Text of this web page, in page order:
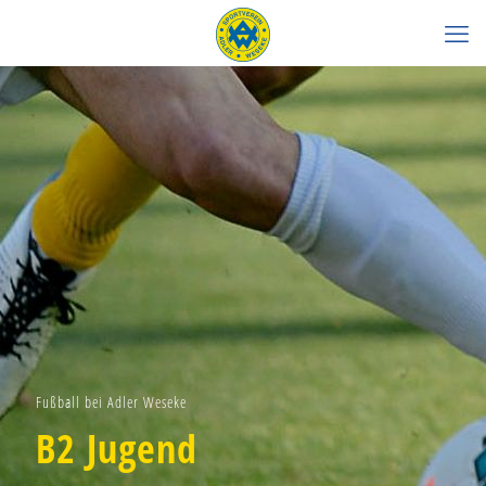
Fußball bei Adler Weseke
B2 Jugend